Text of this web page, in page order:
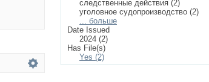
следственные действия (2)
уголовное судопроизводство (2)
... больше
Date Issued
2024 (2)
Has File(s)
Yes (2)